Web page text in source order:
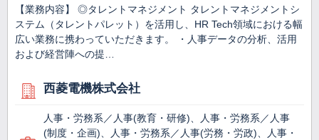
【業務内容】 ◎タレントマネジメント タレントマネジメントシ
ステム（タレントパレット）を活用し、HR Tech領域における幅
広い業務に携わっていただきます。 ・人事データの分析、活用
および経営陣への提…
西菱電機株式会社
人事・労務系／人事(教育・研修)、人事・労務系／人事
(制度・企画)、人事・労務系／人事(労務・労政)、人事・